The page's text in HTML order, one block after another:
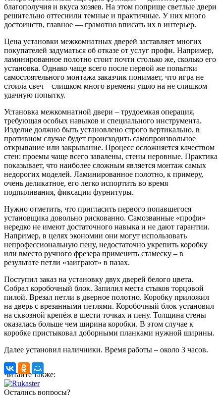
благополучия и вкуса хозяев. На этом поприще светлые двери
решительно оттеснили темные и практичные. У них много
достоинств, главное — грамотно вписать их в интерьер.
Цена установки межкомнатных дверей заставляет многих
покупателей задуматься об отказе от услуг профи. Например,
ламинированное полотно стоит почти столько же, сколько его
установка. Однако чаще всего после первой же попытки
самостоятельного монтажа заказчик понимает, что игра не
стоила свеч – слишком много времени ушло на не слишком
удачную попытку.
Установка межкомнатной двери – трудоемкая операция,
требующая особых навыков и специального инструмента.
Изделие должно быть установлено строго вертикально, в
противном случае будет происходить самопроизвольное
открывание или закрывание. Процесс осложняется качеством
стен: проемы чаще всего завалены, стены неровные. Практика
показывает, что наиболее сложным является монтаж самых
недорогих моделей. Ламинированное полотно, к примеру,
очень деликатное, его легко испортить во время
подпиливания, фиксации фурнитуры.
Нужно отметить, что пригласить первого попавшегося
установщика довольно рискованно. Самозванные «профи»
нередко не имеют достаточного навыка и не дают гарантии.
Например, в целях экономии они могут использовать
непрофессиональную пену, недостаточно укрепить коробку
или вместо ручного фрезера применить стамеску – в
результате петли «заиграют» в пазах.
Поступил заказ на установку двух дверей белого цвета.
Собрал коробочный блок. Запилил места стыков торцовой
пилой. Врезал петли в дверное полотно. Коробку приложил
на дверь с врезанными петлями. Коробочный блок установил
на сквозной крепёж в шести точках и пену. Толщина стены
оказалась больше чем ширина коробки. В этом случае к
коробке пристыковал доборными планками нужной ширины.
Далее установил наличники. Время работы – около 3 часов.
Читайте также:
Остались вопросы?